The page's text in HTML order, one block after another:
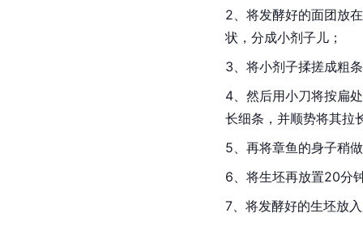
2、将发酵好的面团放
状，分成小剂子儿；
3、将小剂子揉搓成粗
4、然后用小刀将按扁
长细条，并顺势将其拉
5、再将章鱼 的身子稍
6、将生坯再放置20分
7、将发酵好的生坯放